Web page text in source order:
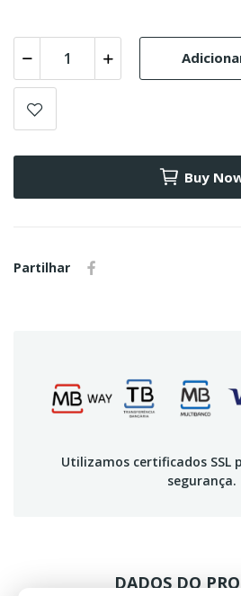
Buy
Partilhar
Utilizamos certificados SSL
segurança.
DADOS DO